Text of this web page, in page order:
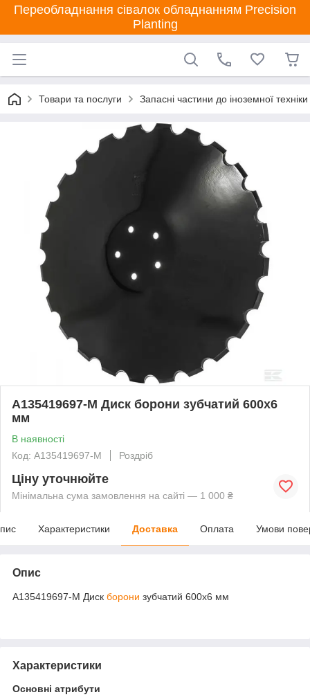
Переобладнання сівалок обладнанням Precision
Planting
Товари та послуги Запасні частини до іноземної техніки
A135419697-M Диск борони зубчатий 600x6
мм
В наявності
Код: A135419697-M
Роздріб
Ціну уточнюйте
Мінімальна сума замовлення на сайті — 1 000 ₴
Характеристики Доставка Оплата Умови
Опис
A135419697-M Диск борони зубчатий 600x6 мм
Характеристики
Основні атрибути